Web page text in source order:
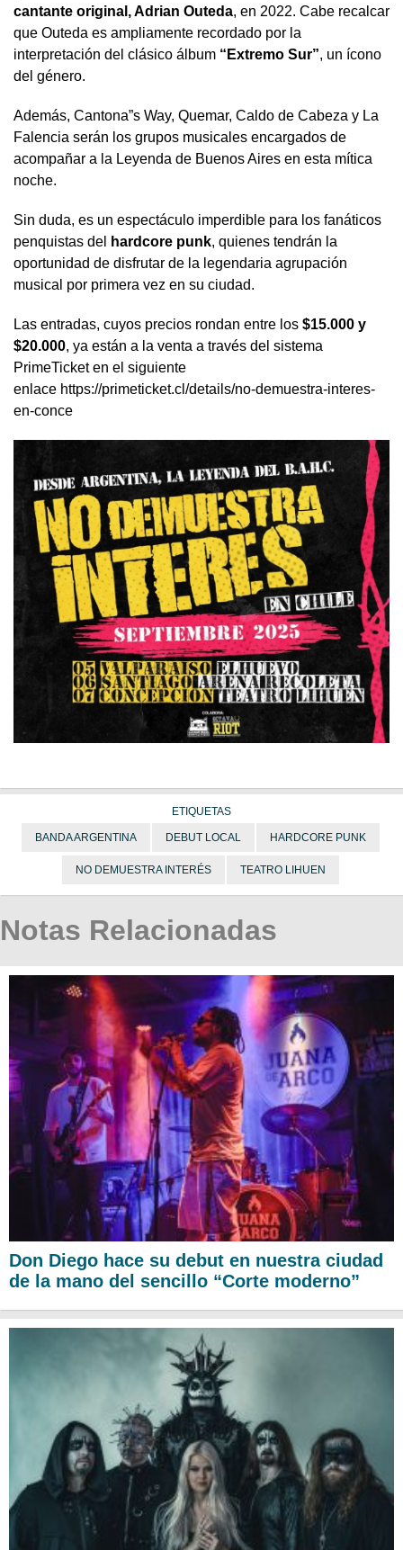
cantante original, Adrian Outeda, en 2022. Cabe recalcar
que Outeda es ampliamente recordado por la
interpretación del clásico álbum “Extremo Sur”, un ícono
del género.
Además, Cantona”s Way, Quemar, Caldo de Cabeza y La
Falencia serán los grupos musicales encargados de
acompañar a la Leyenda de Buenos Aires en esta mítica
noche.
Sin duda, es un espectáculo imperdible para los fanáticos
penquistas del
hardcore punk, quienes tendrán la
oportunidad de disfrutar de la legendaria agrupación
musical por primera vez en su ciudad.
Las entradas, cuyos precios rondan entre los $15.000 y
$20.000, ya están a la venta a través del sistema
PrimeTicket en el siguiente
enlace https://primeticket.cl/details/no-demuestra-interes-
en-conce
ETIQUETAS
BANDA ARGENTINA DEBUT LOCAL HARDCORE PUNK
NO DEMUESTRA INTERÉS TEATRO LIHUEN
Notas Relacionadas
Don Diego hace su debut en nuestra ciudad
de la mano del sencillo “Corte moderno”